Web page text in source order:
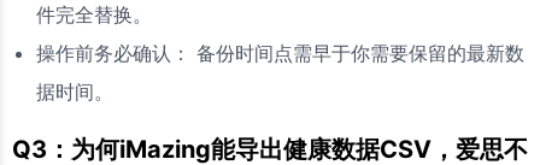
件完全替换。
操作前务必确认： 备份时间点需早于你需要保留的最新数
据时间。
Q3：为何iMazing能导出健康数据CSV，爱思不